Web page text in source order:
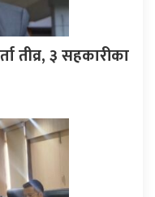
तीव्र, ३ सहकारीका